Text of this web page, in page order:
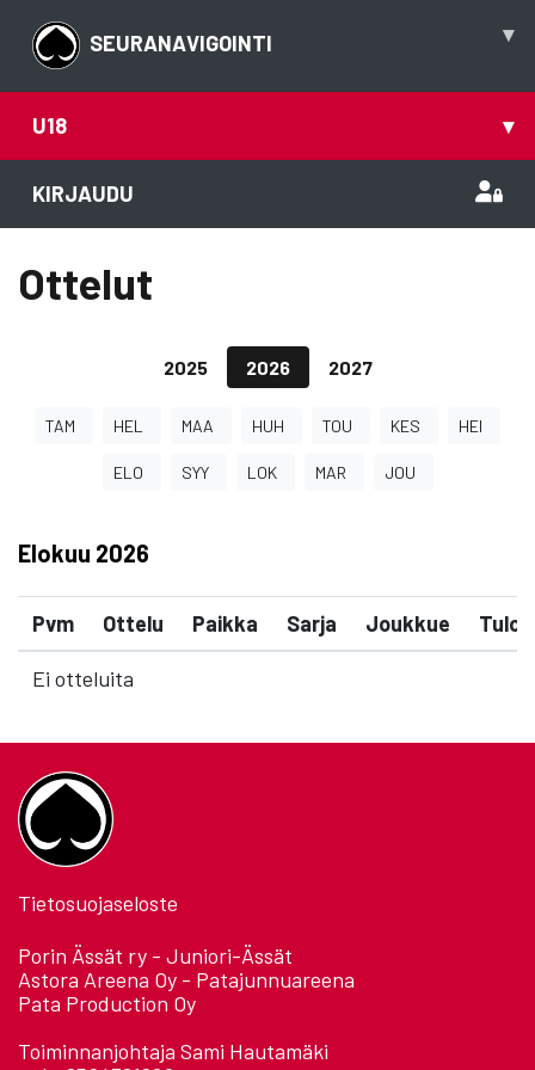
SEURANAVIGOINTI ▾
U18 ▾
KIRJAUDU
Ottelut
2025 2026 2027
TAM HEL MAA HUH TOU KES HEI
ELO SYY LOK MAR JOU
Elokuu 2026
Pvm Ottelu Paikka Sarja Joukkue Tulos
Ei otteluita
Tietosuojaseloste
Porin Ässät ry - Juniori-Ässät
Astora Areena Oy - Patajunnuareena
Pata Production Oy
Toiminnanjohtaja Sami Hautamäki